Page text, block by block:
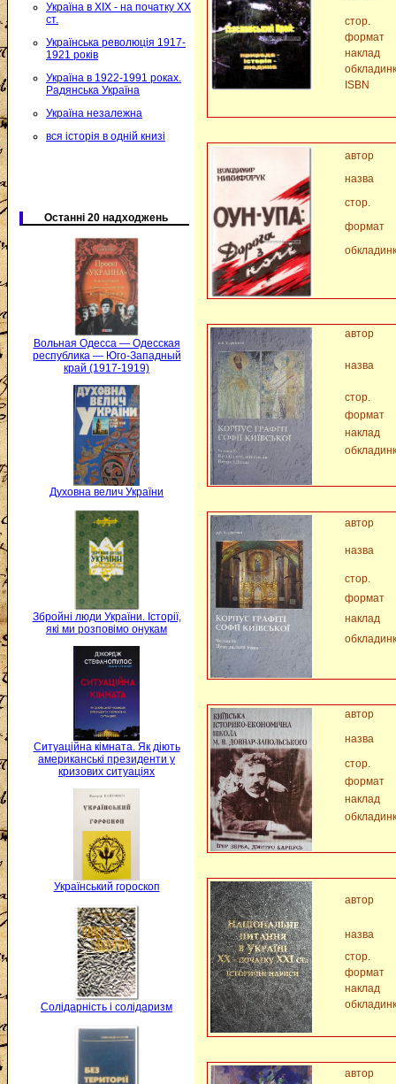
Україна в XIX - на початку XX
ст.
Українська революція 1917-
1921 років
Україна в 1922-1991 роках.
Радянська Україна
Україна незалежна
вся історія в одній книзі
Останні 20 надходжень
Вольная Одесса — Одесская
республика — Юго-Западный
край (1917-1919)
Духовна велич України
Збройні люди України. Історії,
які ми розповімо онукам
Ситуаційна кімната. Як діють
американські президенти у
кризових ситуаціях
Український гороскоп
Солідарність і солідаризм
стор.
формат
наклад
ISBN
автор
назва
стор.
формат
автор
назва
стор.
формат
наклад
автор
назва
стор.
формат
наклад
автор
назва
стор.
формат
наклад
автор
назва
стор.
формат
наклад
автор